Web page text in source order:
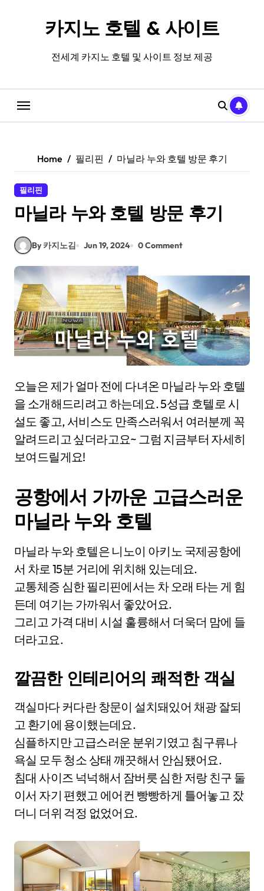
카지노 호텔 & 사이트
전세계 카지노 호텔 및 사이트 정보 제공
Home 필리핀 마닐라 누와 호텔 방문 후기
필리핀
마닐라 누와 호텔 방문 후기
By 카지노김 Jun 19, 2024 0 Comment
오늘은 제가 얼마 전에 다녀온 마닐라 누와 호텔
을 소개해드리려고 하는데요. 5성급 호텔로 시
설도 좋고, 서비스도 만족스러워서 여러분께 꼭
알려드리고 싶더라고요~ 그럼 지금부터 자세히
보여드릴게요!
공항에서 가까운 고급스러운
마닐라 누와 호텔
마닐라 누와 호텔은 니노이 아키노 국제공항에
서 차로 15분 거리에 위치해 있는데요.
교통체증 심한 필리핀에서는 차 오래 타는 게 힘
든데 여기는 가까워서 좋았어요.
그리고 가격 대비 시설 훌륭해서 더욱더 맘에 들
더라고요.
깔끔한 인테리어의 쾌적한 객실
객실마다 커다란 창문이 설치돼있어 채광 잘되
고 환기에 용이했는데요.
심플하지만 고급스러운 분위기였고 침구류나
욕실 모두 청소 상태 깨끗해서 안심됐어요.
침대 사이즈 넉넉해서 잠버릇 심한 저랑 친구 둘
이서 자기 편했고 에어컨 빵빵하게 틀어놓고 잤
더니 더위 걱정 없었어요.